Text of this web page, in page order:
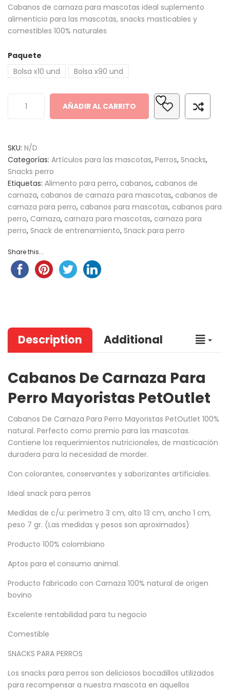
out
of
based
customer
ratings
Cabanos de carnaza para mascotas ideal suplemento
alimenticio para las mascotas, snacks masticables y
comestibles 100% naturales
Paquete
Bolsa x10 und
Bolsa x90 und
AÑADIR AL CARRITO
SKU: N/D
Categorías: Artículos para las mascotas, Perros, Snacks,
Snacks perro
Etiquetas: Alimento para perro, cabanos, cabanos de
carnaza, cabanos de carnaza para mascotas, cabanos de
carnaza para perro, cabanos para mascotas, cabanos para
perro, Carnaza, carnaza para mascotas, carnaza para
perro, Snack de entrenamiento, Snack para perro
Share this...
Description Additional
Cabanos De Carnaza Para
Perro Mayoristas PetOutlet
Cabanos De Carnaza Para Perro Mayoristas PetOutlet 100%
natural. Perfecto como premio para las mascotas.
Contiene los requerimientos nutricionales, de masticación
duradera para la necesidad de morder.
Con colorantes, conservantes y saborizantes artificiales.
Ideal snack para perros
Medidas de c/u: perímetro 3 cm, alto 13 cm, ancho 1 cm,
peso 7 gr. (Las medidas y pesos son aproximados)
Producto 100% colombiano
Aptos para el consumo animal.
Producto fabricado con Carnaza 100% natural de origen
bovino
Excelente rentabilidad para tu negocio
Comestible
SNACKS PARA PERROS
Los snacks para perros son deliciosos bocadillos utilizados
para recompensar a nuestra mascota en aquellos